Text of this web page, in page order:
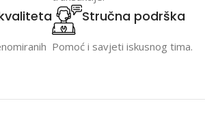
Stručna podrška
Pomoć i savjeti iskusnog tima.